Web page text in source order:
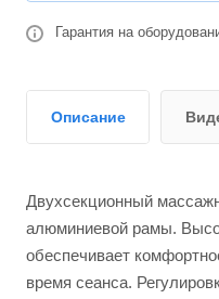
Гарантия на
Описание
Двухсекционный
алюминиевой рамы.
обеспечивает
время сеанса.